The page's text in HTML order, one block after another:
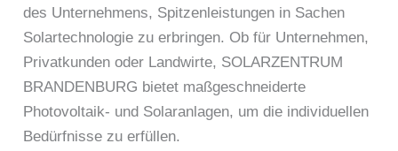
des Unternehmens, Spitzenleistungen in Sachen
Solartechnologie zu erbringen. Ob für Unternehmen,
Privatkunden oder Landwirte, SOLARZENTRUM
BRANDENBURG bietet maßgeschneiderte
Photovoltaik- und Solaranlagen, um die individuellen
Bedürfnisse zu erfüllen.